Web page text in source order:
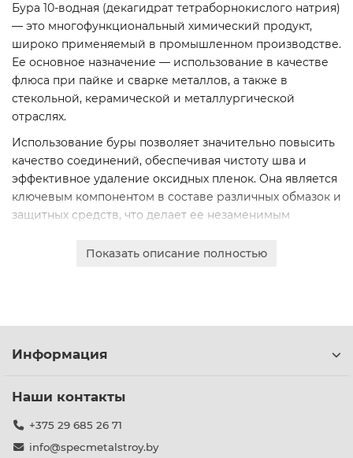
Бура 10-водная (декагидрат тетраборнокислого натрия)
— это многофункциональный химический продукт,
широко применяемый в промышленном производстве.
Ее основное назначение — использование в качестве
флюса при пайке и сварке металлов, а также в
стекольной, керамической и металлургической
отраслях.
Использование буры позволяет значительно повысить
качество соединений, обеспечивая чистоту шва и
эффективное удаление оксидных пленок. Она является
ключевым компонентом в составе различных обмазок и
защитных средств, что делает ее незаменимым
Мы гарантируем высокое качество продукции,
производстве.
оперативное составление коммерческого
заказ онлайн на сайте, и наши специалисты
оперативно свяжутся с вами.
Показать описание полностью
Информация
Наши контакты
+375 29 685 26 71
info@specmetalstroy.by